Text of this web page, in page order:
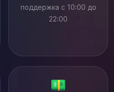
поддержка с 10:00 до
22:00